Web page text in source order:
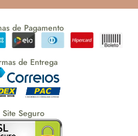
de Pagamento
de Entrega
Site Seguro